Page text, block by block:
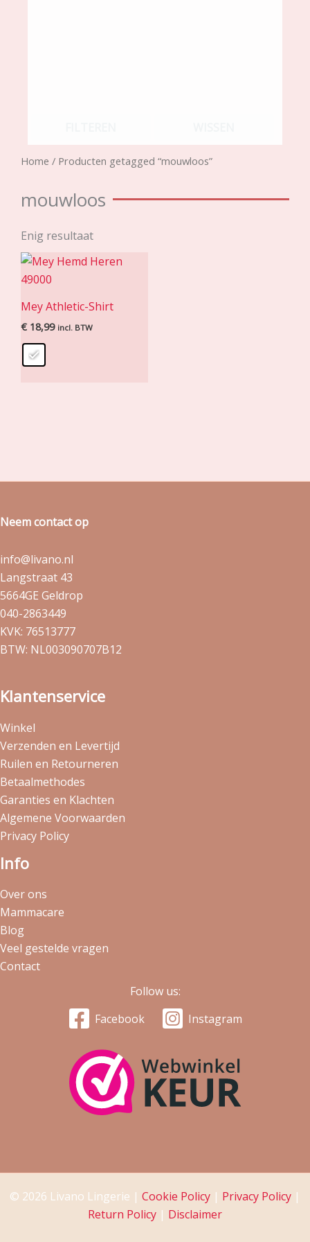
Home / Producten getagged “mouwloos”
mouwloos
Enig resultaat
Mey Athletic-Shirt
€ 18,99 incl. BTW
Neem contact op
info@livano.nl
Langstraat 43
5664GE Geldrop
040-2863449
KVK: 76513777
BTW: NL003090707B12
Klantenservice
Winkel
Verzenden en Levertijd
Ruilen en Retourneren
Betaalmethodes
Garanties en Klachten
Algemene Voorwaarden
Privacy Policy
Info
Over ons
Mammacare
Blog
Veel gestelde vragen
Contact
Follow us:
Facebook
Instagram
© 2026 Livano Lingerie | Cookie Policy | Privacy Policy |
Return Policy | Disclaimer